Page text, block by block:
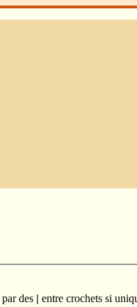
des | entre crochets si